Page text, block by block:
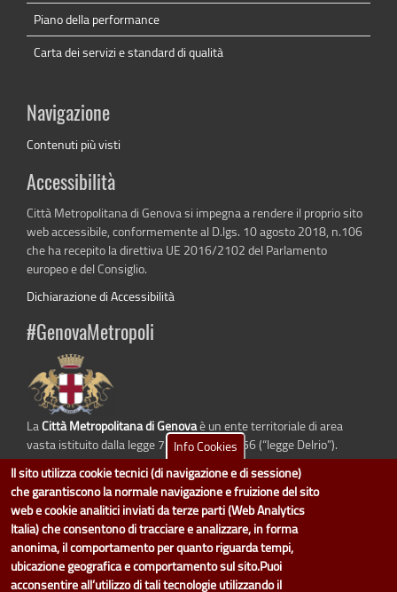
Piano della performance
Carta dei servizi e standard di qualità
Navigazione
Contenuti più visti
Accessibilità
Città Metropolitana di Genova si impegna a rendere il proprio sito
web accessibile, conformemente al D.lgs. 10 agosto 2018, n.106
che ha recepito la direttiva UE 2016/2102 del Parlamento
europeo e del Consiglio.
Dichiarazione di Accessibilità
#GenovaMetropoli
LaCittà Metropolitana di Genovaè un ente territoriale di area
vasta istituito dalla legge 7 aprile 2014 n. 56 (“legge Delrio”).
Sostituisce la Provincia di Genova.
dati.cittametropolitana.genova.itè il progetto "Open Data" della
Metropolitana di Genova.
Il design e la gestione sono a cura del Servizio Sistemi Informativi. Ogni
Info Cookies
Il sito utilizza cookie tecnici (di navigazione e di sessione)
che garantiscono la normale navigazione e fruizione del sito
web e cookie analitici inviati da terze parti (Web Analytics
Italia) che consentono di tracciare e analizzare, in forma
anonima, il comportamento per quanto riguarda tempi,
ubicazione geografica e comportamento sul sito.Puoi
acconsentire all’utilizzo di tali tecnologie utilizzando il